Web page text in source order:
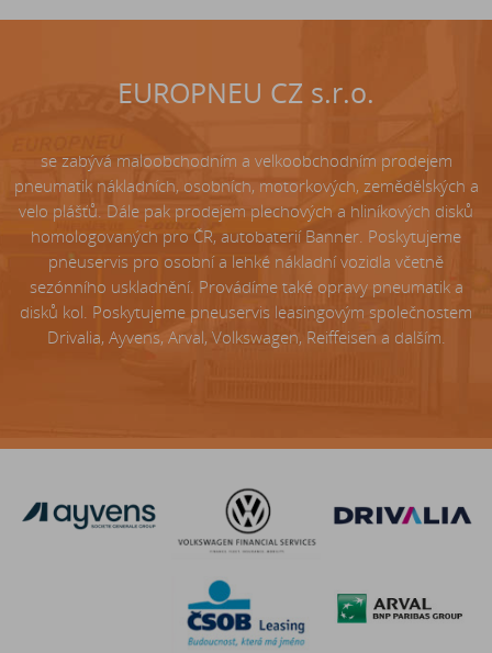
EUROPNEU CZ s.r.o.
se zabývá maloobchodním a velkoobchodním prodejem
pneumatik nákladních, osobních, motorkových, zemědělských a
velo plášťů. Dále pak prodejem plechových a hliníkových disků
homologovaných pro ČR, autobaterií Banner. Poskytujeme
pneuservis pro osobní a lehké nákladní vozidla včetně
sezónního uskladnění. Provádíme také opravy pneumatik a
disků kol. Poskytujeme pneuservis leasingovým společnostem
Drivalia, Ayvens, Arval, Volkswagen, Reiffeisen a dalším.